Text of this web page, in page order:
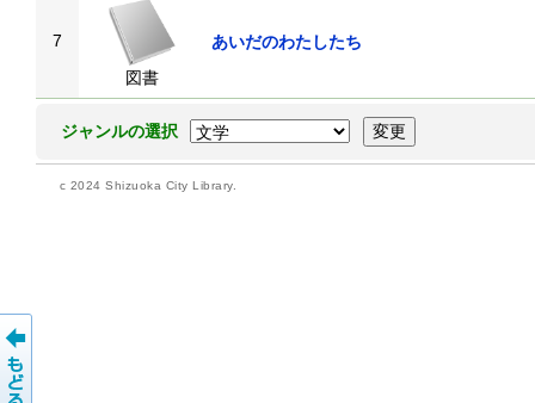
7
図書
あいだのわたしたち
ジャンルの選択
c 2024 Shizuoka City Library.